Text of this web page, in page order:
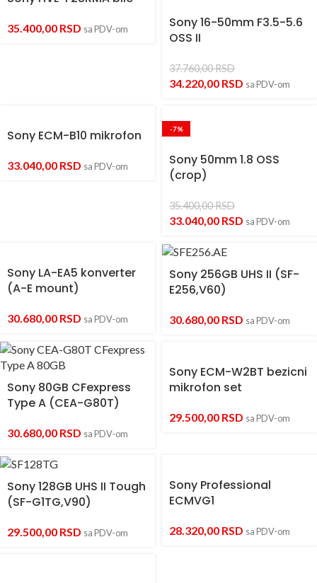
35.400,00 RSD sa PDV-om
Sony 16-50mm F3.5-5.6
OSS II
37.760,00RSD
34.220,00 RSD sa PDV-om
Sony ECM-B10 mikrofon
33.040,00 RSD sa PDV-om
-7%
Sony 50mm 1.8 OSS
(crop)
35.400,00RSD
33.040,00 RSD sa PDV-om
Sony LA-EA5 konverter
(A-E mount)
30.680,00 RSD sa PDV-om
Sony 256GB UHS II (SF-
E256,V60)
30.680,00 RSD sa PDV-om
Sony 80GB CFexpress
Type A (CEA-G80T)
30.680,00 RSD sa PDV-om
Sony ECM-W2BT bezicni
mikrofon set
29.500,00 RSD sa PDV-om
Sony 128GB UHS II Tough
(SF-G1TG,V90)
29.500,00 RSD sa PDV-om
Sony Professional
ECMVG1
28.320,00 RSD sa PDV-om